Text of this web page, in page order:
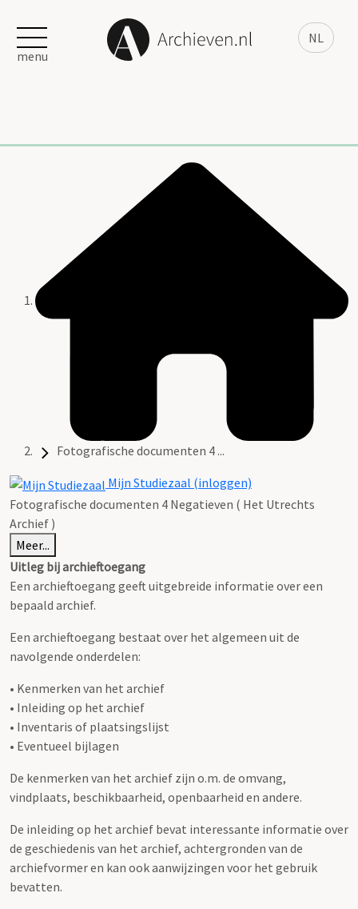
NL
menu
Fotografische documenten 4 ...
Mijn Studiezaal (inloggen)
Fotografische documenten 4 Negatieven ( Het Utrechts
Archief )
Meer...
Uitleg bij archieftoegang
Een archieftoegang geeft uitgebreide informatie over een
bepaald archief.
Een archieftoegang bestaat over het algemeen uit de
navolgende onderdelen:
• Kenmerken van het archief
• Inleiding op het archief
• Inventaris of plaatsingslijst
• Eventueel bijlagen
De kenmerken van het archief zijn o.m. de omvang,
vindplaats, beschikbaarheid, openbaarheid en andere.
De inleiding op het archief bevat interessante informatie over
de geschiedenis van het archief, achtergronden van de
archiefvormer en kan ook aanwijzingen voor het gebruik
bevatten.